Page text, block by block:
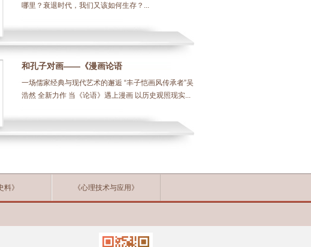
哪里？衰退时代，我们又该如何生存？...
和孔子对画——《漫画论语
一场儒家经典与现代艺术的邂逅 “丰子恺画风传承者”吴
浩然 全新力作 当《论语》遇上漫画 以历史观照现实...
料》 《心理技术与应用》